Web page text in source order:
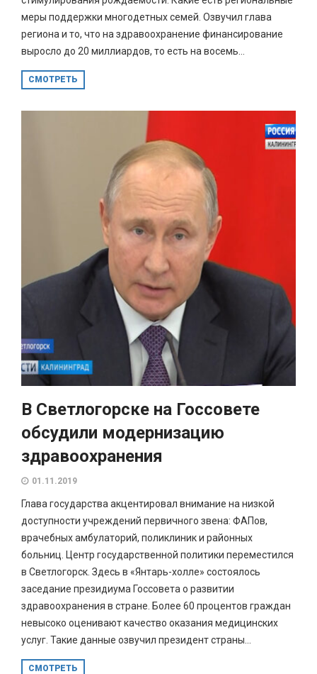
меры поддержки многодетных семей. Озвучил глава
региона и то, что на здравоохранение финансирование
выросло до 20 миллиардов, то есть на восемь...
СМОТРЕТЬ
В Светлогорске на Госсовете
обсудили модернизацию
здравоохранения
01.11.2019
Глава государства акцентировал внимание на низкой
доступности учреждений первичного звена: ФАПов,
врачебных амбулаторий, поликлиник и районных
больниц. Центр государственной политики переместился
в Светлогорск. Здесь в «Янтарь-холле» состоялось
заседание президиума Госсовета о развитии
здравоохранения в стране. Более 60 процентов граждан
невысоко оценивают качество оказания медицинских
услуг. Такие данные озвучил президент страны...
СМОТРЕТЬ